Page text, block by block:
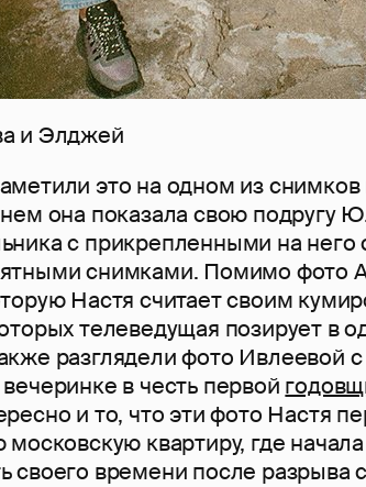
и Элджей
это на одном из снимков
она показала свою подругу
с прикрепленными на
снимками. Помимо фото
Настя считает своим
телеведущая позирует в
разглядели фото Ивлеевой
в честь первой
и то, что эти фото Настя
квартиру, где
своего времени после разрыва